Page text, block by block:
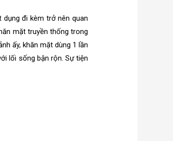
đi kèm trở nên quan
mặt truyền thống trong
ấy, khăn mặt dùng 1 lần
lối sống bận rộn. Sự tiện